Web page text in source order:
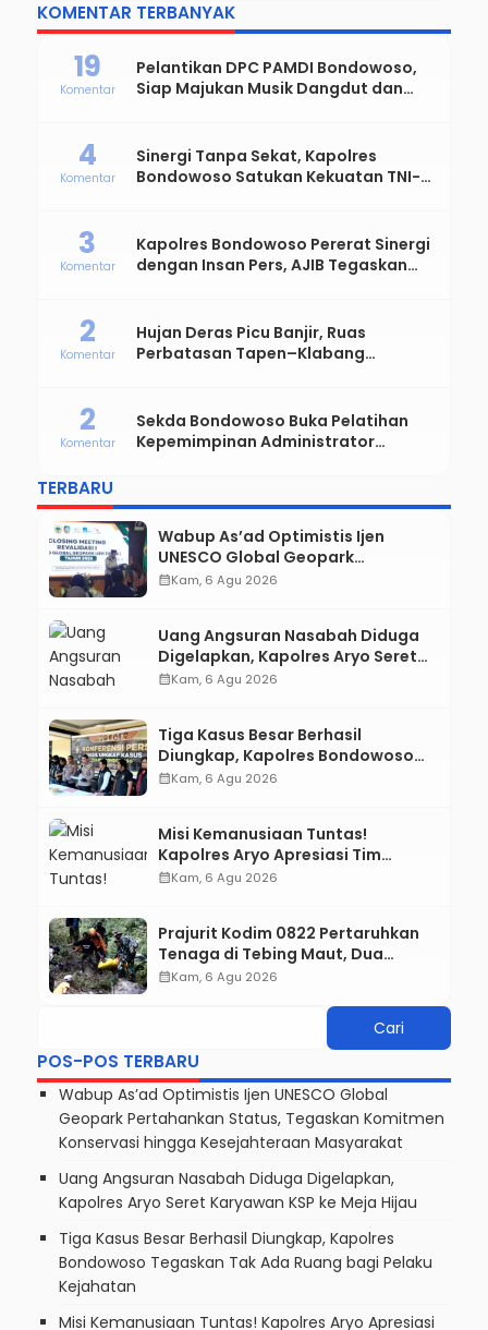
KOMENTAR TERBANYAK
Pelantikan DPC PAMDI Bondowoso,
Siap Majukan Musik Dangdut dan
19
Komentar
Sinergi Tanpa Sekat, Kapolres
Bondowoso Satukan Kekuatan TNI-
4
Komentar
Kapolres Bondowoso Pererat Sinergi
dengan Insan Pers, AJIB Tegaskan
3
Komentar
Hujan Deras Picu Banjir, Ruas
Perbatasan Tapen–Klabang
2
Komentar
Sekda Bondowoso Buka Pelatihan
Kepemimpinan Administrator
2
Komentar
TERBARU
Wabup As’ad Optimistis Ijen
UNESCO Global Geopark
Pertahankan Status, Tegaskan
calendar_monthKam, 6 Agu 2026
Uang Angsuran Nasabah Diduga
Digelapkan, Kapolres Aryo Seret
Karyawan KSP ke Meja Hijau
calendar_monthKam, 6 Agu 2026
Tiga Kasus Besar Berhasil
Diungkap, Kapolres Bondowoso
Tegaskan Tak Ada Ruang bagi
calendar_monthKam, 6 Agu 2026
Misi Kemanusiaan Tuntas!
Kapolres Aryo Apresiasi Tim
Gabungan, Dua Jenazah Gunung
calendar_monthKam, 6 Agu 2026
Prajurit Kodim 0822 Pertaruhkan
Tenaga di Tebing Maut, Dua
Jenazah Pendaki Gunung Piramid
calendar_monthKam, 6 Agu 2026
POS-POS TERBARU
Wabup As’ad Optimistis Ijen UNESCO Global
Geopark Pertahankan Status, Tegaskan Komitmen
Konservasi hingga Kesejahteraan Masyarakat
Uang Angsuran Nasabah Diduga Digelapkan,
Kapolres Aryo Seret Karyawan KSP ke Meja Hijau
Tiga Kasus Besar Berhasil Diungkap, Kapolres
Bondowoso Tegaskan Tak Ada Ruang bagi Pelaku
Kejahatan
Misi Kemanusiaan Tuntas! Kapolres Aryo Apresiasi